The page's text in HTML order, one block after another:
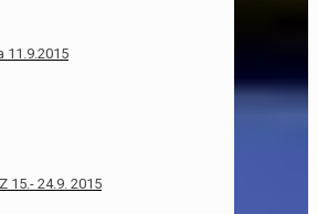
11.9.2015
15.- 24.9. 2015